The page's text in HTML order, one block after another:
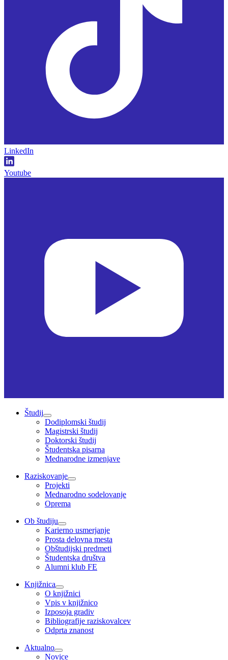
LinkedIn
Youtube
Študij
Dodiplomski študij
Magistrski študij
Doktorski študij
Študentska pisarna
Mednarodne izmenjave
Raziskovanje
Projekti
Mednarodno sodelovanje
Oprema
Ob študiju
Karierno usmerjanje
Prosta delovna mesta
Obštudijski predmeti
Študentska društva
Alumni klub FE
Knjižnica
O knjižnici
Vpis v knjižnico
Izposoja gradiv
Bibliografije raziskovalcev
Odprta znanost
Aktualno
Novice